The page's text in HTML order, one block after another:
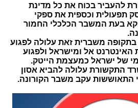
להעביר בכוח את כל מדינת
תפעולית וכספית את ספקי
בעת המשבר הכלכלי החמור
משברית זאת עלולה לפגוע
האינטרנט אל ומישראל ולפגוע
של ישראל כמעצמת הייטק.
התקשורת עלולה להביא אסון
התאוששות עקב משבר הקורונה.